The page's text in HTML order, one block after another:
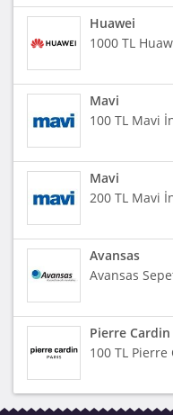
Huawei
1000 TL
Mavi
100 TL Mavi
Mavi
200 TL Mavi
Avansas
Avansas
Pierre Cardin
100 TL